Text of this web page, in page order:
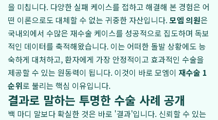
을 미칩니다. 다양한 실패 케이스를 접하고 해결해 본 경험은 어
떤 이론으로도 대체할 수 없는 귀중한 자산입니다.모엠 의원은
국내외에서 수많은 재수술 케이스를 성공적으로 집도하며 독보
적인 데이터를 축적해왔습니다. 이는 어떠한 돌발 상황에도 능
숙하게 대처하고, 환자에게 가장 안정적이고 효과적인 수술을
제공할 수 있는 원동력이 됩니다. 이것이 바로 모엠이 재수술 1
순위로 불리는 핵심 이유입니다.
결과로 말하는 투명한 수술 사례 공개
백 마디 말보다 확실한 것은 바로 '결과'입니다. 신뢰할 수 있는